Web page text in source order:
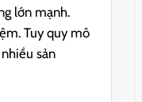
lớn mạnh.
Tuy quy mô
sản